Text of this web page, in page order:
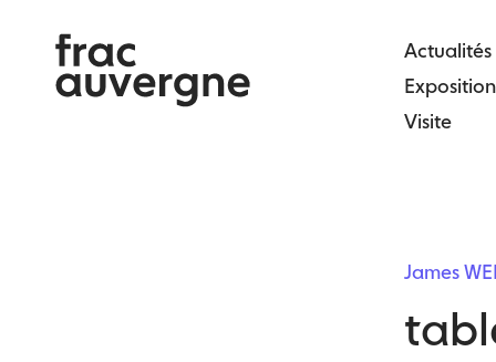
content
Actualités
Visite
James